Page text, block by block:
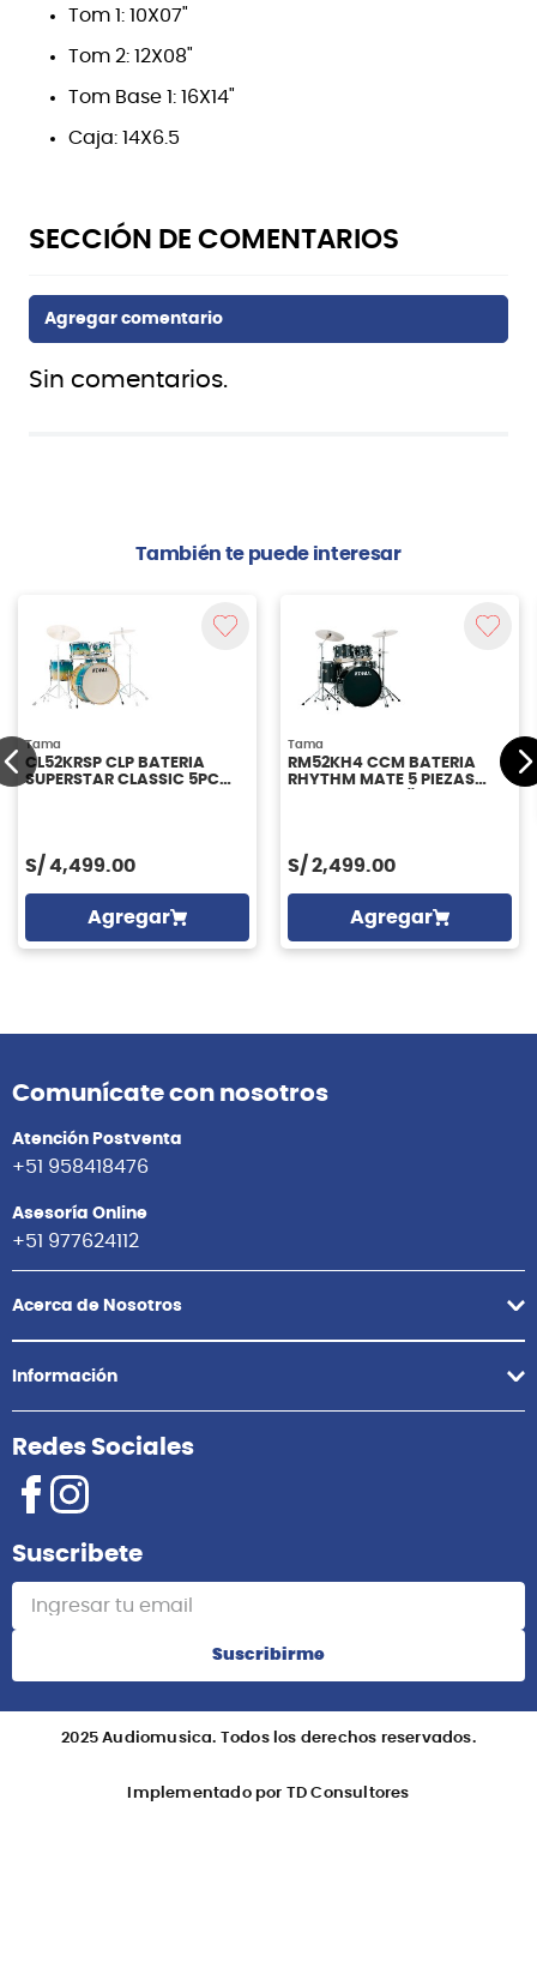
Tom 1: 10X07"
Tom 2: 12X08"
Tom Base 1: 16X14"
Caja: 14X6.5
Sin comentarios.
También te puede interesar
Tama
CL52KRSP CLP BATERIA
SUPERSTAR CLASSIC 5PC
S/ 4,499.00
Agregar
Tama
RM52KH4 CCM BATERIA
RHYTHM MATE 5 PIEZAS
S/ 2,499.00
Agregar
Comunícate con nosotros
Atención Postventa
+51 958418476
Asesoría Online
+51 977624112
Acerca de Nosotros
Información
Redes Sociales
Suscribete
Suscribirme
2025 Audiomusica. Todos los derechos reservados.
Implementado por TD Consultores